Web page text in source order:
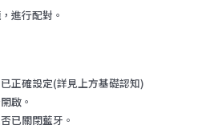
進行配對。
正確設定(詳見上方基礎認知)
啟。
已關閉藍牙。